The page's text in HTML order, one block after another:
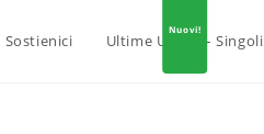
Sostienici Ultime Uscite – Singoli